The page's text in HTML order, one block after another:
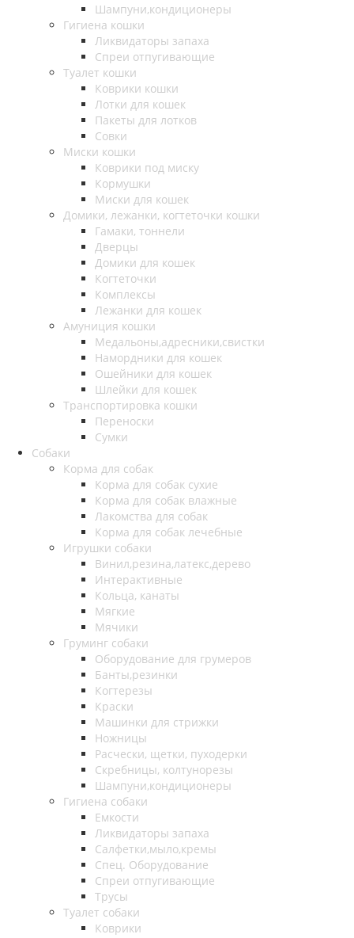
Шампуни,кондиционеры
Гигиена кошки
Ликвидаторы запаха
Спреи отпугивающие
Туалет кошки
Коврики кошки
Лотки для кошек
Пакеты для лотков
Совки
Миски кошки
Коврики под миску
Кормушки
Миски для кошек
Домики, лежанки, когтеточки кошки
Гамаки, тоннели
Дверцы
Домики для кошек
Когтеточки
Комплексы
Лежанки для кошек
Амуниция кошки
Медальоны,адресники,свистки
Намордники для кошек
Ошейники для кошек
Шлейки для кошек
Транспортировка кошки
Переноски
Сумки
Собаки
Корма для собак
Корма для собак сухие
Корма для собак влажные
Лакомства для собак
Корма для собак лечебные
Игрушки собаки
Винил,резина,латекс,дерево
Интерактивные
Кольца, канаты
Мягкие
Мячики
Груминг собаки
Оборудование для грумеров
Банты,резинки
Когтерезы
Краски
Машинки для стрижки
Ножницы
Расчески, щетки, пуходерки
Скребницы, колтунорезы
Шампуни,кондиционеры
Гигиена собаки
Емкости
Ликвидаторы запаха
Салфетки,мыло,кремы
Спец. Оборудование
Спреи отпугивающие
Трусы
Туалет собаки
Коврики